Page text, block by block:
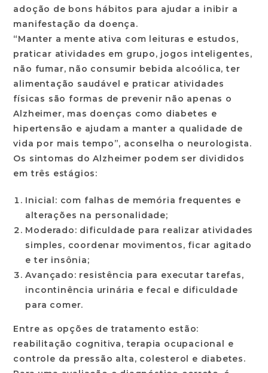
adoção de bons hábitos para ajudar a inibir a
manifestação da doença.
“Manter a mente ativa com leituras e estudos,
praticar atividades em grupo, jogos inteligentes,
não fumar, não consumir bebida alcoólica, ter
alimentação saudável e praticar atividades
físicas são formas de prevenir não apenas o
Alzheimer, mas doenças como diabetes e
hipertensão e ajudam a manter a qualidade de
vida por mais tempo”, aconselha o neurologista.
Os sintomas do Alzheimer podem ser divididos
em três estágios:
Inicial: com falhas de memória frequentes e
alterações na personalidade;
Moderado: dificuldade para realizar atividades
simples, coordenar movimentos, ficar agitado
e ter insônia;
Avançado: resistência para executar tarefas,
incontinência urinária e fecal e dificuldade
para comer.
Entre as opções de tratamento estão:
reabilitação cognitiva, terapia ocupacional e
controle da pressão alta, colesterol e diabetes.